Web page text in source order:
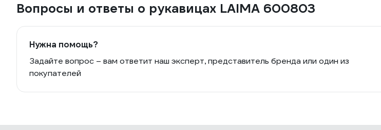
Вопросы и ответы о рукавицах LAIMA 600803
Нужна помощь?
Задайте вопрос – вам ответит наш эксперт, представитель бренда или один из
покупателей